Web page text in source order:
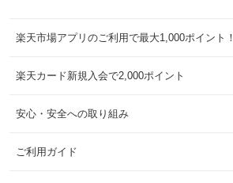
楽天市場アプリのご利用で最大1,000ポイント！
楽天カード新規入会で2,000ポイント
安心・安全への取り組み
ご利用ガイド